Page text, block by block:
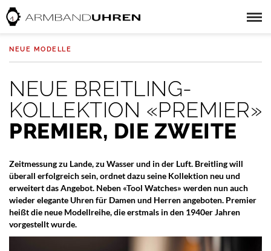
NEUE MODELLE
NEUE BREITLING-
KOLLEKTION «PREMIER»
PREMIER, DIE ZWEITE
Zeitmessung zu Lande, zu Wasser und in der Luft. Breitling will
überall erfolgreich sein, ordnet dazu seine Kollektion neu und
erweitert das Angebot. Neben «Tool Watches» werden nun auch
wieder elegante Uhren für Damen und Herren angeboten. Premier
heißt die neue Modellreihe, die erstmals in den 1940er Jahren
vorgestellt wurde.